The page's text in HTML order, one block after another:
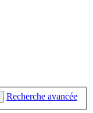
Recherche avancée